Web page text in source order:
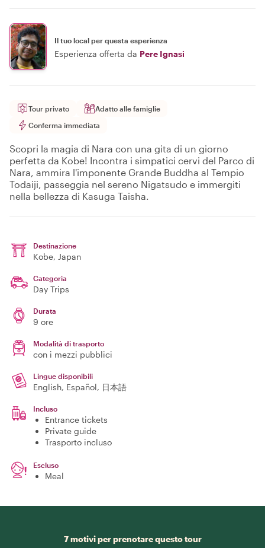
Il tuo local per questa esperienza
Esperienza offerta da Pere Ignasi
Tour privato
Adatto alle famiglie
Conferma immediata
Scopri la magia di Nara con una gita di un giorno
perfetta da Kobe! Incontra i simpatici cervi del Parco di
Nara, ammira l'imponente Grande Buddha al Tempio
Todaiji, passeggia nel sereno Nigatsudo e immergiti
nella bellezza di Kasuga Taisha.
Destinazione
Kobe, Japan
Categoria
Day Trips
Durata
9 ore
Modalità di trasporto
con i mezzi pubblici
Lingue disponibili
English, Español, 日本語
Incluso
Entrance tickets
Private guide
Trasporto incluso
Escluso
Meal
7 motivi per prenotare questo tour